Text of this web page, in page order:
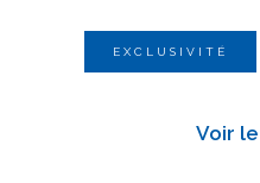
EXCLUSIVITÉ
Voir